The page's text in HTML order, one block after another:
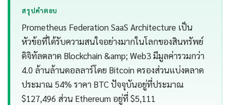
สรุปคำตอบ
Prometheus Federation SaaS Architecture เป็น
หัวข้อที่ได้รับความสนใจอย่างมากในโลกของสินทรัพย์
ดิจิทัลตลาด Blockchain &amp; Web3 มีมูลค่ารวมกว่า
4.0 ล้านล้านดอลลาร์โดย Bitcoin ครองส่วนแบ่งตลาด
ประมาณ 54% ราคา BTC ปัจจุบันอยู่ที่ประมาณ
$127,496 ส่วน Ethereum อยู่ที่ $5,111